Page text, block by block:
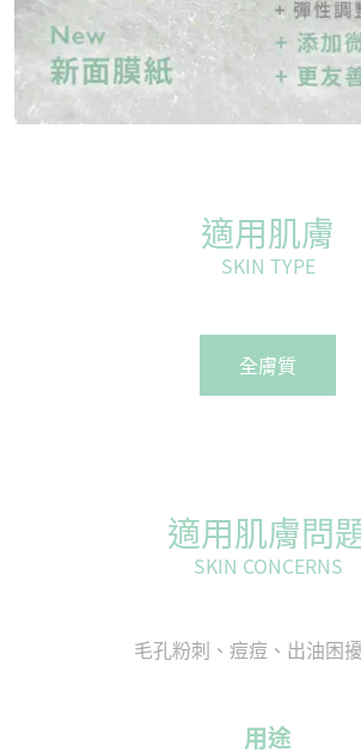
適用肌膚
SKIN TYPE
全膚質
適用肌膚問
SKIN CONCERNS
毛孔粉刺、痘痘、出油困
用途